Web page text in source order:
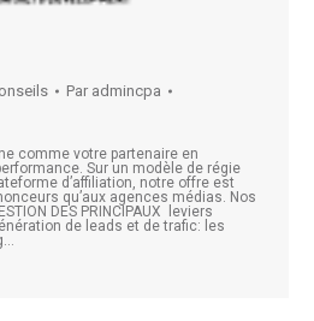
Par admincpa
comme votre partenaire en
Sur un modèle de régie
d’affiliation, notre offre est
qu’aux agences médias. Nos
DES PRINCIPAUX leviers
de leads et de trafic: les